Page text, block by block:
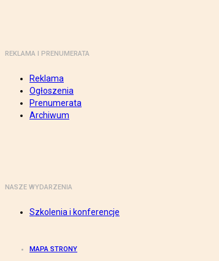
REKLAMA I PRENUMERATA
Reklama
Ogłoszenia
Prenumerata
Archiwum
NASZE WYDARZENIA
Szkolenia i konferencje
MAPA STRONY